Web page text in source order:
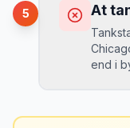
var
5 At
end i